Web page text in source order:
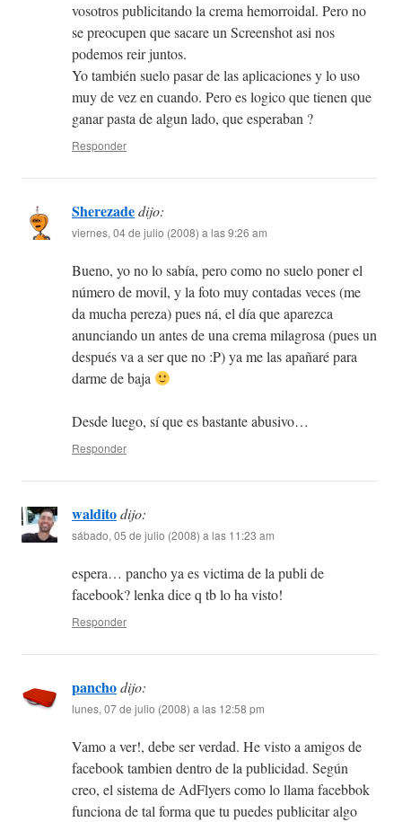
vosotros publicitando la crema hemorroidal. Pero no
se preocupen que sacare un Screenshot asi nos
podemos reir juntos.
Yo también suelo pasar de las aplicaciones y lo uso
muy de vez en cuando. Pero es logico que tienen que
ganar pasta de algun lado, que esperaban ?
Responder
Sherezadedijo:
viernes, 04 de julio (2008) a las 9:26 am
Bueno, yo no lo sabía, pero como no suelo poner el
número de movil, y la foto muy contadas veces (me
da mucha pereza) pues ná, el día que aparezca
anunciando un antes de una crema milagrosa (pues un
después va a ser que no :P) ya me las apañaré para
darme de baja
Desde luego, sí que es bastante abusivo…
Responder
walditodijo:
sábado, 05 de julio (2008) a las 11:23 am
espera… pancho ya es victima de la publi de
facebook? lenka dice q tb lo ha visto!
Responder
panchodijo:
lunes, 07 de julio (2008) a las 12:58 pm
Vamo a ver!, debe ser verdad. He visto a amigos de
facebook tambien dentro de la publicidad. Según
creo, el sistema de AdFlyers como lo llama facebbok
funciona de tal forma que tu puedes publicitar algo